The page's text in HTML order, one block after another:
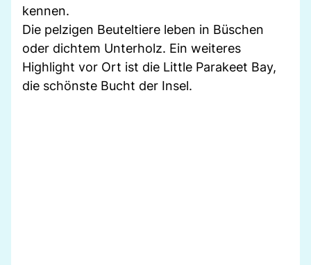
kennen.
Die pelzigen Beuteltiere leben in Büschen
oder dichtem Unterholz. Ein weiteres
Highlight vor Ort ist die Little Parakeet Bay,
die schönste Bucht der Insel.